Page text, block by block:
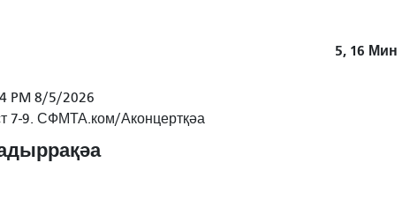
5, 16 Мин
PM 8/5/2026
7-9. СФМТА.ком/Аконцертқәа